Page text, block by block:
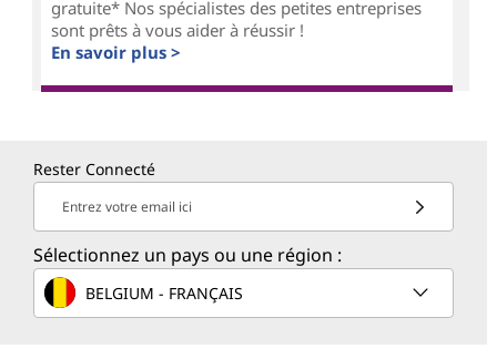
gratuite* Nos spécialistes des petites entreprises
sont prêts à vous aider à réussir !
En savoir plus >
Rester Connecté
Entrez votre email ici
Sélectionnez un pays ou une région :
BELGIUM - FRANÇAIS